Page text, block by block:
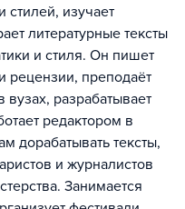
стилей, изучает
литературные тексты
и стиля. Он пишет
рецензии, преподаёт
разрабатывает
редактором в
дорабатывать тексты,
и журналистов
Занимается